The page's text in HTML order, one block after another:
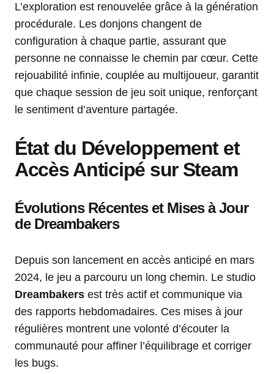
L’exploration est renouvelée grâce à la génération
procédurale. Les donjons changent de
configuration à chaque partie, assurant que
personne ne connaisse le chemin par cœur. Cette
rejouabilité infinie, couplée au multijoueur, garantit
que chaque session de jeu soit unique, renforçant
le sentiment d’aventure partagée.
État du Développement et
Accès Anticipé sur Steam
Évolutions Récentes et Mises à Jour
de Dreambakers
Depuis son lancement en accès anticipé en mars
2024, le jeu a parcouru un long chemin. Le studio
Dreambakers est très actif et communique via
des rapports hebdomadaires. Ces mises à jour
régulières montrent une volonté d’écouter la
communauté pour affiner l’équilibrage et corriger
les bugs.